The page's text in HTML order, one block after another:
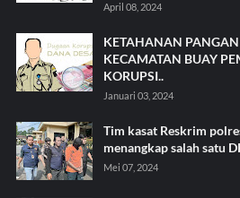
April 08, 2024
KETAHANAN
KECAMATAN BUAY
KORUPSI..
Januari 03, 2024
Tim kasat Reskrim
menangkap salah satu
Mei 07, 2024